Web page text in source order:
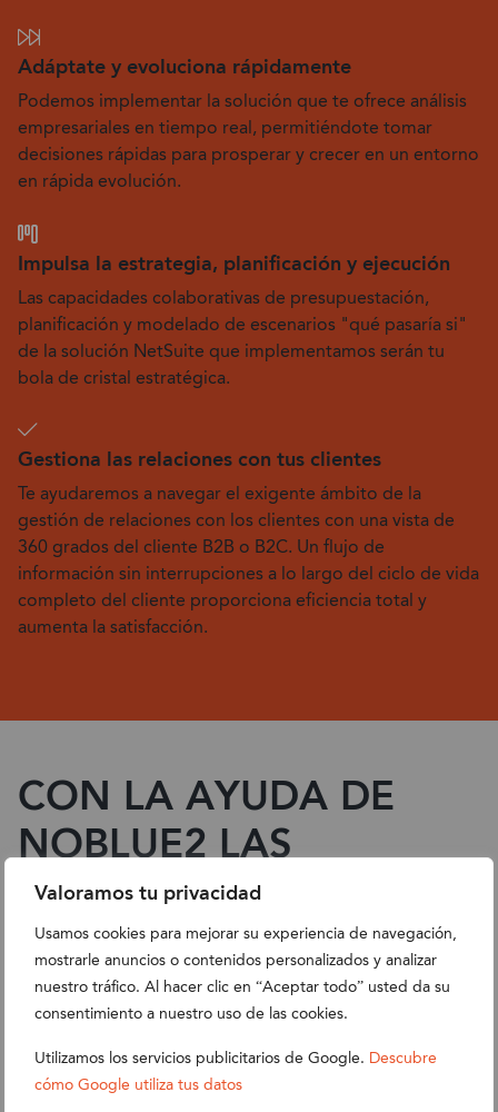
Valoramos tu privacidad
Usamos cookies para mejorar su experiencia de navegación,
mostrarle anuncios o contenidos personalizados y analizar
nuestro tráfico. Al hacer clic en “Aceptar todo” usted da su
consentimiento a nuestro uso de las cookies.
Utilizamos los servicios publicitarios de Google. Descubre
cómo Google utiliza tus datos
Adáptate y evoluciona rápidamente
Podemos implementar la solución que te ofrece análisis
empresariales en tiempo real, permitiéndote tomar
decisiones rápidas para prosperar y crecer en un entorno
en rápida evolución.
Impulsa la estrategia, planificación y ejecución
Las capacidades colaborativas de presupuestación,
planificación y modelado de escenarios "qué pasaría si"
de la solución NetSuite que implementamos serán tu
bola de cristal estratégica.
Gestiona las relaciones con tus clientes
Te ayudaremos a navegar el exigente ámbito de la
gestión de relaciones con los clientes con una vista de
360 grados del cliente B2B o B2C. Un flujo de
información sin interrupciones a lo largo del ciclo de vida
completo del cliente proporciona eficiencia total y
aumenta la satisfacción.
CON LA AYUDA DE
NOBLUE2 LAS
EMPRESAS MAXIMIZAN
EL RENDIMIENTO DE
SU ERP.
En los últimos 25 años, hemos colaborado y apoyado a
empresas en múltiples industrias. ¿Cómo podemos
ayudar a tu negocio con su transformación digital?